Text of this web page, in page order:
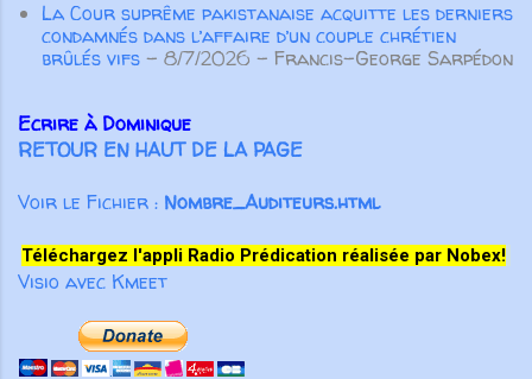
La Cour suprême pakistanaise acquitte les derniers
condamnés dans l’affaire d’un couple chrétien
brûlés vifs - 8/7/2026 - Francis-George Sarpédon
Ecrire à Dominique
RETOUR EN HAUT DE LA PAGE
Voir le Fichier : Nombre_Auditeurs.html
Téléchargez l'appli Radio Prédication réalisée par Nobex!
Visio avec Kmeet